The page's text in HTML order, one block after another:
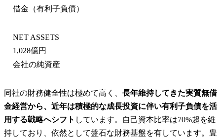
借金（有利子負債）
NET ASSETS
1,028億円
会社の純資産
同社の財務健全性は極めて高く、 長年維持してきた実質無借
金経営から、近年は積極的な成長投資に伴い有利子負債を活
用する戦略へシフト しています。自己資本比率は70%超を維
持しており、依然として盤石な財務基盤を有しています。豊